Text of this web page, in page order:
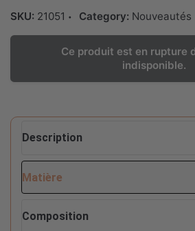
SKU: 21051 Category: Nouveautés
Ce produit est en rupture
indisponible.
Matière
Composition
Description